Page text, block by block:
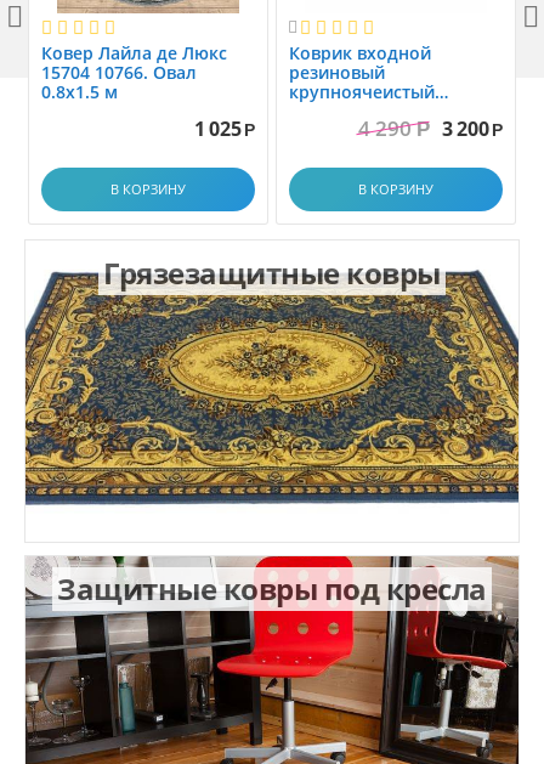
Ковер Лайла де Люкс
15704 10766. Овал
0.8x1.5 м
1 025 Р
В КОРЗИНУ

Коврик вxодной
резиновый
крупноячеистый
1.0x1.5 м4 290 Р 3 200 Р
В КОРЗИНУ
 
Грязезащитные ковры
Защитные ковры под кресла